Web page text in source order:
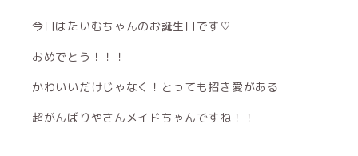
今日はたいむちゃんのお誕生日です♡
おめでとう！！！
かわいいだけじゃなく！とっても招き愛がある
超がんばりやさんメイドちゃんですね！！